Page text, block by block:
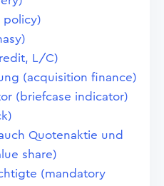
policy)
L/C)
(acquisition finance)
(briefcase indicator)
Quotenaktie und
share)
(mandatory